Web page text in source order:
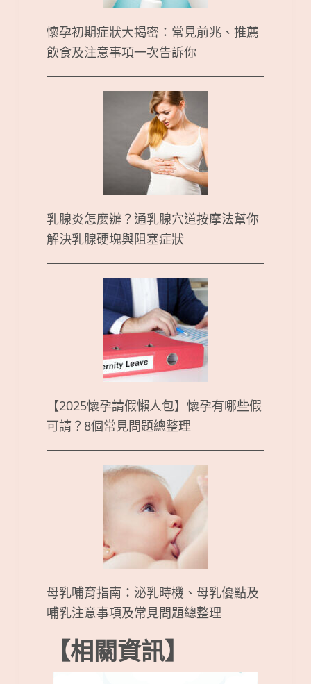
懷孕初期症狀大揭密：常見前兆、推薦
飲食及注意事項一次告訴你
乳腺炎怎麼辦？通乳腺穴道按摩法幫你
解決乳腺硬塊與阻塞症狀
【2025懷孕請假懶人包】懷孕有哪些假
可請？8個常見問題總整理
母乳哺育指南：泌乳時機、母乳優點及
哺乳注意事項及常見問題總整理
【相關資訊】